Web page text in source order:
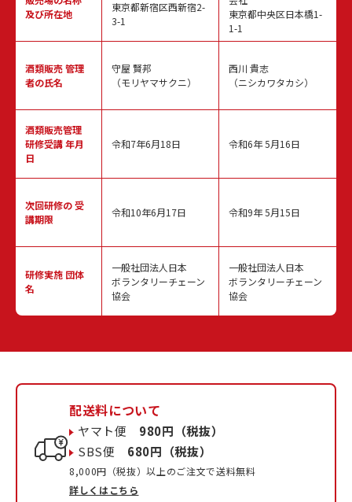
及び所在地
酒類販売管理
者の氏名
酒類販売管理
研修受講 年月
日
次回研修の受
講期限
研修実施 団体
名
東京都新宿区西新宿2-
3-1
守屋 賢邦
（モリヤマサクニ）
令和7年6月18日
令和10年6月17日
一般社団法人日本
ボランタリーチェーン
協会
東京都中央区日本橋1-
1-1
西川 貴志
（ニシカワタカシ）
令和6年 5月16日
令和9年 5月15日
一般社団法人日本
ボランタリーチェーン
協会
配送料について
ヤマト便 980円（税抜）
SBS便 680円（税抜）
8,000円（税抜）以上のご注文で送料無料
詳しくはこちら